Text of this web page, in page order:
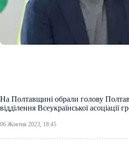
На Полтавщині обрали голову
відділення Всеукраїнської асоціації
06 Жовтня 2023, 18:45